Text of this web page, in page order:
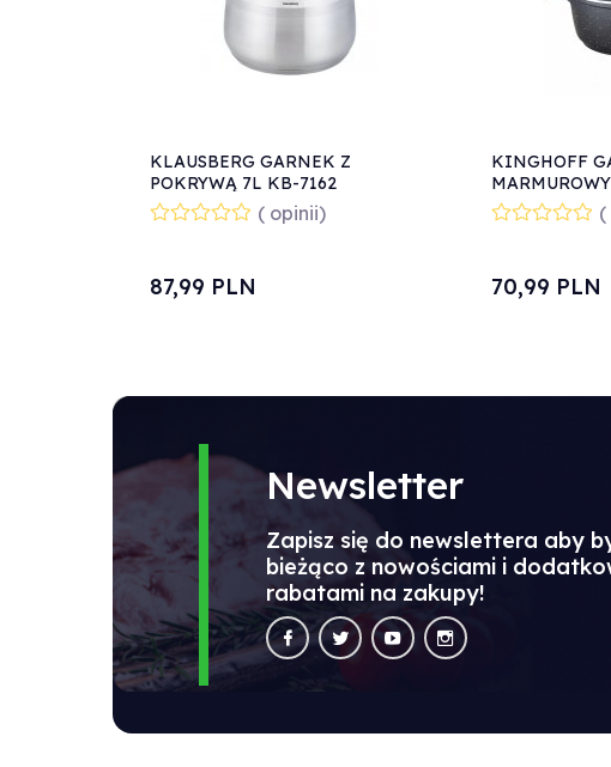
KLAUSBERG GARNEK Z
POKRYWĄ 7L KB-7162
( opinii)
87,99 PLN
KINGHOFF
2,3L
(
70,99 PLN
Newsletter
Zapisz się do newslettera aby
bieżąco z nowościami i
rabatami na zakupy!